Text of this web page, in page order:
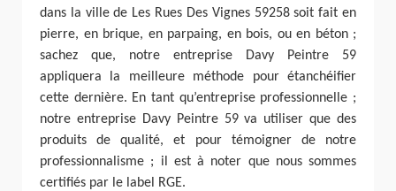
dans la ville de Les Rues Des Vignes 59258 soit fait en
pierre, en brique, en parpaing, en bois, ou en béton ;
sachez que, notre entreprise Davy Peintre 59
appliquera la meilleure méthode pour étanchéifier
cette dernière. En tant qu’entreprise professionnelle ;
notre entreprise Davy Peintre 59 va utiliser que des
produits de qualité, et pour témoigner de notre
professionnalisme ; il est à noter que nous sommes
certifiés par le label RGE.